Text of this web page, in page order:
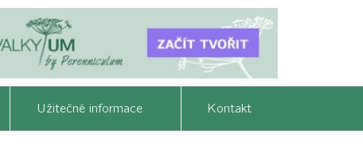
Užitečné informace Kontakt